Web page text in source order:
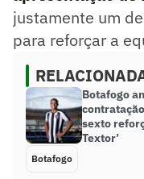
justamente um
para reforçar a
Botafogo
sexto
Textor’
Botafogo